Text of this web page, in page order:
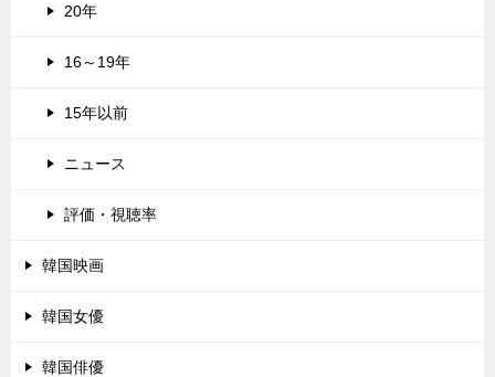
20年
16～19年
15年以前
ニュース
評価・視聴率
韓国映画
韓国女優
韓国俳優